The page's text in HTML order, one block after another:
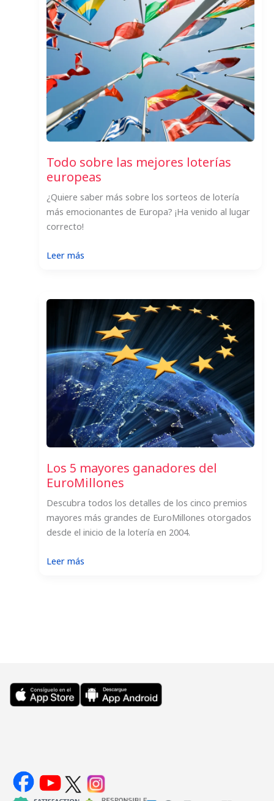
populares
loterías
españolas
Todo sobre las mejores loterías
europeas
¿Quiere saber más sobre los sorteos de lotería
más emocionantes de Europa? ¡Ha venido al lugar
correcto!
Leer más:
las
mejores
loterías
europeas
Los 5 mayores ganadores del
EuroMillones
Descubra todos los detalles de los cinco premios
mayores más grandes de EuroMillones otorgados
desde el inicio de la lotería en 2004.
Leer más: